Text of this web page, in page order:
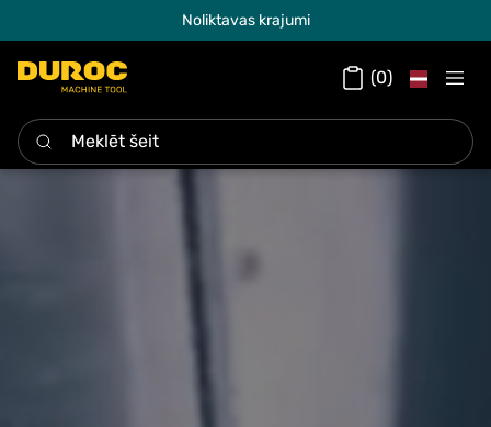
Noliktavas krajumi
(0) Latvian
Meklēt šeit